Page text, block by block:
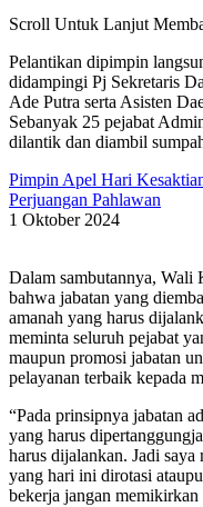
Scroll Untuk Lanjut
Pelantikan dipimpin
didampingi Pj Sekretaris
Ade Putra serta Asisten
Sebanyak 25 pejabat
dilantik dan diambil
Pimpin Apel Hari
Perjuangan Pahlawan
1 Oktober 2024
Dalam sambutannya, Wali
bahwa jabatan yang
amanah yang harus
meminta seluruh pejabat
maupun promosi jabatan
pelayanan terbaik kepada
“Pada prinsipnya jabatan
yang harus
harus dijalankan. Jadi
yang hari ini dirotasi
bekerja jangan